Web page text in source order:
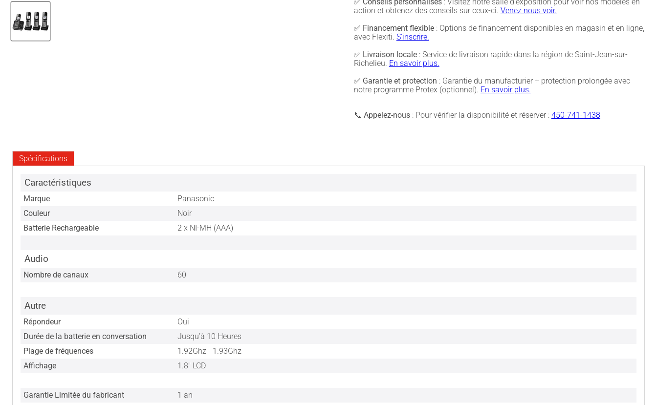
action et obtenez des conseils sur ceux-ci. Venez nous voir.
✅ Financement flexible: Options de financement disponibles en magasin et en ligne,
avec Flexiti. S'inscrire.
✅ Livraison locale: Service de livraison rapide dans la région de Saint-Jean-sur-
Richelieu. En savoir plus.
✅ Garantie et protection : Garantie du manufacturier + protection prolongée avec
notre programme Protex (optionnel). En savoir plus.
📞 Appelez-nous: Pour vérifier la disponibilité et réserver : 450-741-1438
Spécifications
Caractéristiques
Marque
Panasonic
Couleur
Noir
Batterie Rechargeable
2 x NI-MH (AAA)
Audio
Nombre de canaux 60
Autre
Répondeur
Oui
Durée de la batterie en conversation
Jusqu’à 10 Heures
Plage de fréquences
1.92Ghz - 1.93Ghz
Affichage
1.8" LCD
Garantie Limitée du fabricant 1 an